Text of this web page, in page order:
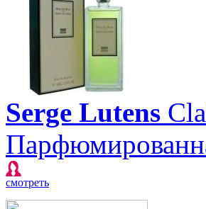
Serge Lutens
смотреть